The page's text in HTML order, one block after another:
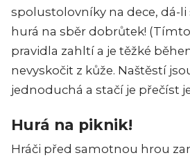
spolustolovníky na dece, dá-li
hurá na sběr dobrůtek!
pravidla zahltí a je těžké
nevyskočit z kůže. Naštěstí
jednoduchá a stačí je přečíst
Hurá na piknik!
Hráči před samotnou hrou